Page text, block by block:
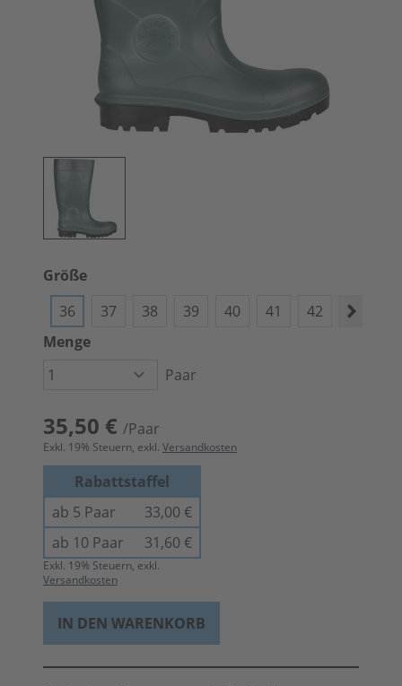
Größe
36
37 38 39 40 41 42 43
Menge
Paar
35,50 € /Paar
Exkl. 19% Steuern, exkl. Versandkosten
Rabattstaffel
ab 5 Paar
33,00 €
ab 10 Paar
31,60 €
Exkl. 19% Steuern, exkl.
Versandkosten
IN DEN WARENKORB